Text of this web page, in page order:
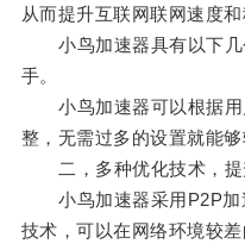
从而提升互联网联网速度和
小鸟加速器具有以下几
手。
小鸟加速器可以根据用
整，无需过多的设置就能
二，多种优化技术，提
小鸟加速器采用P2P加
技术，可以在网络环境较